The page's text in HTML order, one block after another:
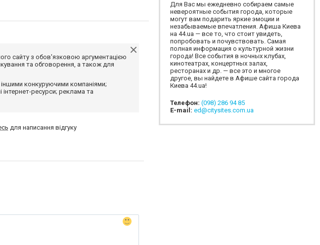
сайту з обов'язковою аргументацією
та обговорення, а також для
конкуруючими компаніями;
інтернет-ресурси; реклама та
для написання відгуку
Для Вас мы ежедневно собираем самые
невероятные события города, которые
могут вам подарить яркие эмоции и
незабываемые впечатления. Афиша Киева
на 44.ua — все то, что стоит увидеть,
попробовать и почувствовать. Самая
полная информация о культурной жизни
города! Все события в ночных клубах,
кинотеатрах, концертных залах,
ресторанах и др. — все это и многое
другое, вы найдете в Афише сайта города
Киева 44.ua!
Телефон: (098) 286 94 85
E-mail: ed@citysites.com.ua